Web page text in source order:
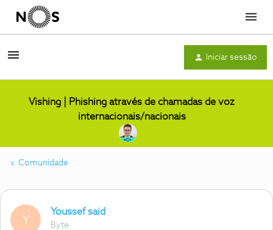
Menu
Iniciar sessão
Vishing | Phishing através de chamadas de voz
internacionais/nacionais
Comunidade
Y
Youssef said
Byte